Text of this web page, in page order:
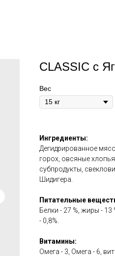
CLASSIC с
Вес
Ингредиенты:
Дегидрированное мясо
горох, овсяные
субпродукты,
Шидигера.
Питательные
Белки - 27 %, жиры - 13
- 0,8%.
Витамины:
Омега - 3, Омега - 6,